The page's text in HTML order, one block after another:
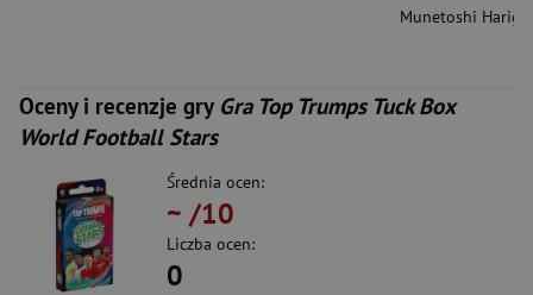
Munetoshi
Oceny i recenzje gry Gra Top Trumps Tuck Box
World Football Stars
Średnia ocen:
~ /10
Liczba ocen:
0